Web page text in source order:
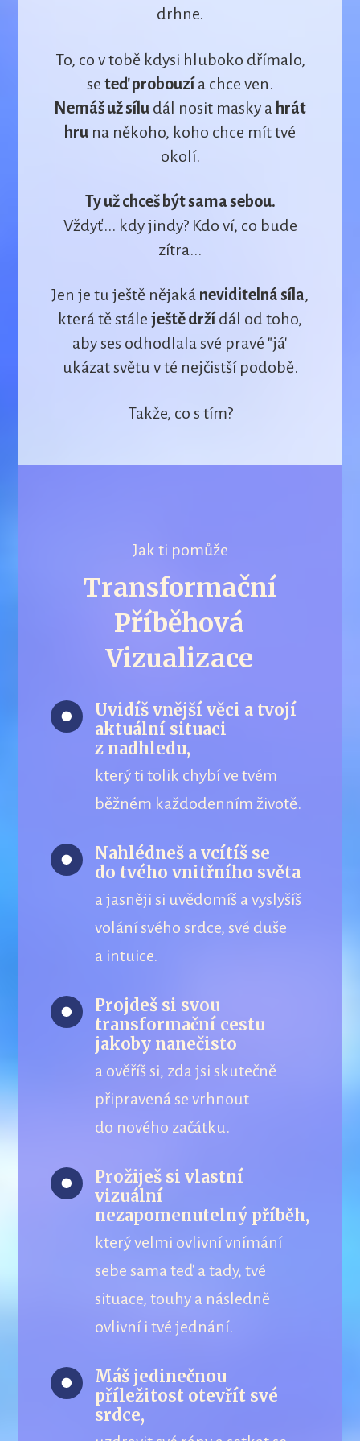
drhne.
To, co v tobě kdysi hluboko dřímalo,
se teď probouzía chce ven.
Nemáš už sílu dál nosit masky a hrát
hru na někoho, koho chce mít tvé
okolí.
Ty už chceš být sama sebou.
Vždyť... kdy jindy? Kdo ví, co bude
zítra...
Jen je tu ještě nějaká neviditelná síla,
která tě stále ještě držídál od toho,
aby ses odhodlala své pravé "já'
ukázat světu v té nejčistší podobě.
Takže, co s tím?
Jak ti pomůže
Transformační
Příběhová
Vizualizace
Uvidíš vnější věci a tvojí
aktuální situaci
z nadhledu,
který ti tolik chybí ve tvém
běžném každodenním životě.
Nahlédneš a vcítíš se
do tvého vnitřního světa
a jasněji si uvědomíš a vyslyšíš
volání svého srdce, své duše
a intuice.
Projdeš si svou
transformační cestu
jakoby nanečisto
a ověříš si, zda jsi skutečně
připravená se vrhnout
do nového začátku.
Prožiješ si vlastní
vizuální
nezapomenutelný příběh,
který velmi ovlivní vnímání
sebe sama teď a tady, tvé
situace, touhy a následně
ovlivní i tvé jednání.
Máš jedinečnou
příležitost otevřít své
srdce,